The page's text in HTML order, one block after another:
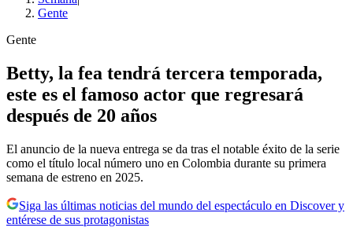
Gente
Gente
Betty, la fea tendrá tercera temporada,
este es el famoso actor que regresará
después de 20 años
El anuncio de la nueva entrega se da tras el notable éxito de la serie
como el título local número uno en Colombia durante su primera
semana de estreno en 2025.
Siga las últimas noticias del mundo del espectáculo en Discover y
entérese de sus protagonistas